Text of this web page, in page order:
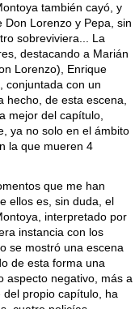
también cayó, y
Don Lorenzo y Pepa, sin
sobreviviera... La
destacando a Marián
Lorenzo), Enrique
conjuntada con un
de esta escena,
mejor del capítulo,
ya no solo en el ámbito
la que mueren 4
que me han
ellos es, sin duda, el
interpretado por
instancia con los
se mostró una escena
de esta forma una
aspecto negativo, más a
propio capítulo, ha